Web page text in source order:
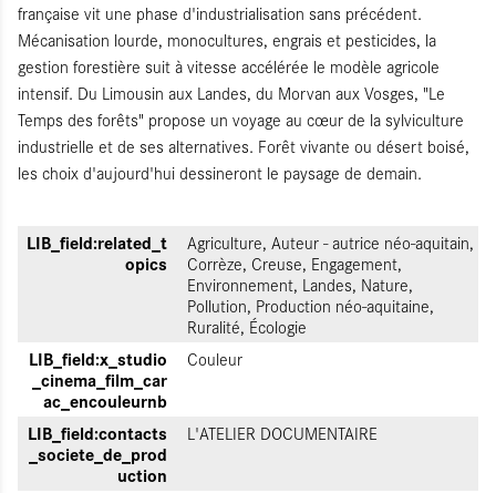
française vit une phase d'industrialisation sans précédent.
Mécanisation lourde, monocultures, engrais et pesticides, la
gestion forestière suit à vitesse accélérée le modèle agricole
intensif. Du Limousin aux Landes, du Morvan aux Vosges, "Le
Temps des forêts" propose un voyage au cœur de la sylviculture
industrielle et de ses alternatives. Forêt vivante ou désert boisé,
les choix d'aujourd'hui dessineront le paysage de demain.
LIB_field:related_t
opics
Agriculture, Auteur - autrice néo-aquitain,
Corrèze, Creuse, Engagement,
Environnement, Landes, Nature,
Pollution, Production néo-aquitaine,
Ruralité, Écologie
LIB_field:x_studio
_cinema_film_car
ac_encouleurnb
Couleur
LIB_field:contacts
_societe_de_prod
uction
L'ATELIER DOCUMENTAIRE